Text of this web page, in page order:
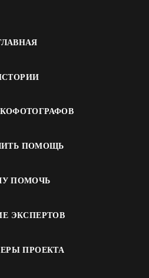
ПОМОЩЬ
ПОМОЧЬ
ЭКСПЕРТОВ
ПРОЕКТА